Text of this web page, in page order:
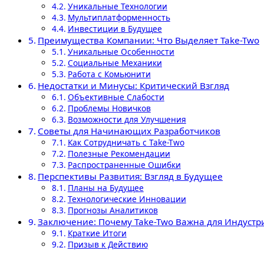
Уникальные Технологии
Мультиплатформенность
Инвестиции в Будущее
Преимущества Компании: Что Выделяет Take-Two
Уникальные Особенности
Социальные Механики
Работа с Комьюнити
Недостатки и Минусы: Критический Взгляд
Объективные Слабости
Проблемы Новичков
Возможности для Улучшения
Советы для Начинающих Разработчиков
Как Сотрудничать с Take-Two
Полезные Рекомендации
Распространенные Ошибки
Перспективы Развития: Взгляд в Будущее
Планы на Будущее
Технологические Инновации
Прогнозы Аналитиков
Заключение: Почему Take-Two Важна для
Краткие Итоги
Призыв к Действию